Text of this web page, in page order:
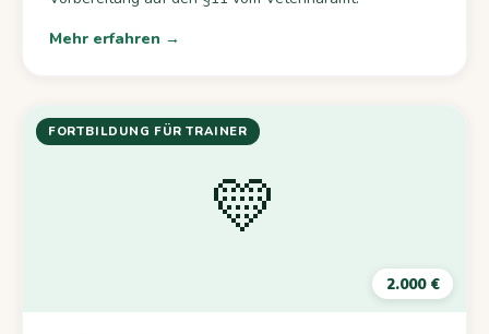
Mehr erfahren →
💛
FORTBILDUNG FÜR TRAINER
2.000 €